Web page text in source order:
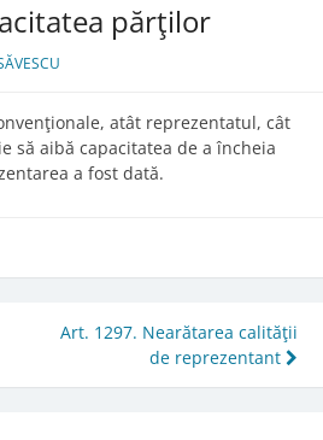
părţilor
atât reprezentatul, cât
să aibă capacitatea de a încheia
a fost dată.
Art. 1297. Nearătarea calităţii
de reprezentant